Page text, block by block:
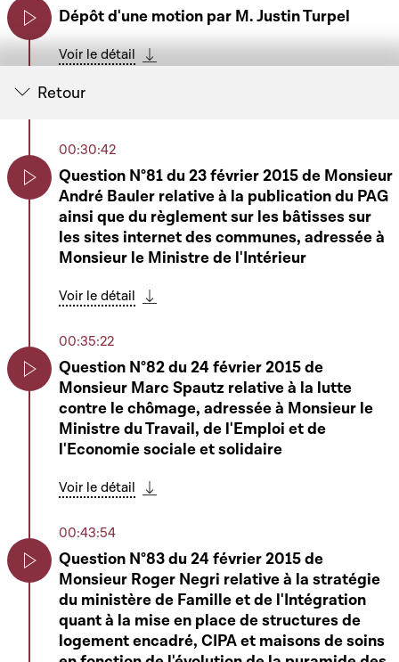
Dépôt d'une motion par M. Justin Turpel
Voir le détail
Télécharger cette séquence
00:25:36
Mars Di Bartolomeo
Voir le détail
Télécharger cette séquence
Play
00:30:00
Motion de M. Justin Turpel relative aux
représentants du Gouvernement de la Grèce
Voir le détail
00:30:15
Heure de questions au Gouvernement
Voir le détail
Retour
00:30:42
Question N°81 du 23 février 2015 de Monsieur
André Bauler relative à la publication du PAG
ainsi que du règlement sur les bâtisses sur
les sites internet des communes, adressée à
Monsieur le Ministre de l'Intérieur
Voir le détail
00:35:22
Question N°82 du 24 février 2015 de
Monsieur Marc Spautz relative à la lutte
contre le chômage, adressée à Monsieur le
Ministre du Travail, de l'Emploi et de
l'Economie sociale et solidaire
Voir le détail
00:43:54
Question N°83 du 24 février 2015 de
Monsieur Roger Negri relative à la stratégie
du ministère de Famille et de l'Intégration
quant à la mise en place de structures de
logement encadré, CIPA et maisons de soins
01:21:09
Oberweis sur le "PIB du bien-être"
Voir le détail
Télécharger cette séquence
Play
01:31:03
Changement de composition d'une